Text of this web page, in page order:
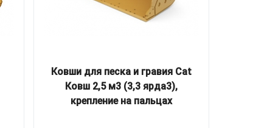
Ковши для песка и гравия Cat
Ковш 2,5 м3 (3,3 ярда3),
крепление на пальцах